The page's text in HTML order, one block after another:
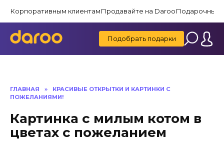
содержанию
Корпоративным клиентамПродавайте на DarooПодарочные
Подобрать подарки
ГЛАВНАЯ »
КРАСИВЫЕ ОТКРЫТКИ И КАРТИНКИ C
ПОЖЕЛАНИЯМИ!
Картинка с милым котом в
цветах с пожеланием